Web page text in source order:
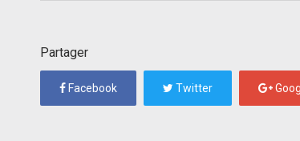
Partager
Facebook Twitter